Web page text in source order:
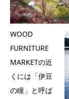
WOOD
FURNITURE
MARKETの近
くには「伊豆
の瞳」と呼ば